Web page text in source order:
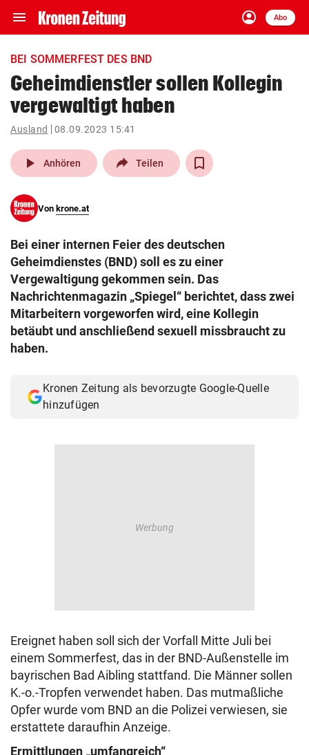
menu Navigation
ein-/ausklappen
account_circle
Anmelden
Abo
close Schließen
account_circle Anmelden
pin_drop
Wien arrow_right
search
eingeben
© Krone Multimedia GmbH & Co KG 2026
Muthgasse 2, 1190 Wien
BEI SOMMERFEST DES BND
Geheimdienstler sollen Kollegin
vergewaltigt haben
Ausland 08.09.2023 15:41
play_arrow Anhören Teilen
Von krone.at
Bei einer internen Feier des deutschen
Geheimdienstes (BND) soll es zu einer
Vergewaltigung gekommen sein. Das
Nachrichtenmagazin „Spiegel“ berichtet, dass zwei
Mitarbeitern vorgeworfen wird, eine Kollegin
betäubt und anschließend sexuell missbraucht zu
haben.
Kronen Zeitung als bevorzugte Google-Quelle
hinzufügen
Ereignet haben soll sich der Vorfall Mitte Juli bei
einem Sommerfest, das in der BND-Außenstelle im
bayrischen Bad Aibling stattfand. Die Männer sollen
K.-o.-Tropfen verwendet haben. Das mutmaßliche
Opfer wurde vom BND an die Polizei verwiesen, sie
erstattete daraufhin Anzeige.
Ermittlungen „umfangreich“